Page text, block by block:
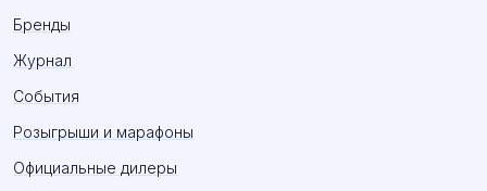
Бренды
Журнал
События
Розыгрыши и марафоны
Официальные дилеры